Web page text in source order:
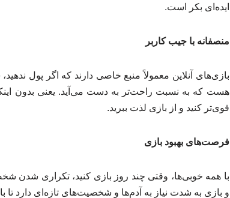
ایده‌ای بکر است.
منصفانه با جیب کاربر
بازی‌های آنلاین معمولاً منبع خاصی دارند که اگر پول
هست که به نسبت راحت‌تر به دست می‌آید. یعنی بدون اینکه
قوی‌تر کنید و از بازی لذت ببرید.
فرصت‌های بهبود بازی
با همه خوبی‌ها، وقتی چند روز بازی کنید، تکراری
و بازی به شدت نیاز به آدم‌ها و شخصیت‌های تازه‌ای دارد تا